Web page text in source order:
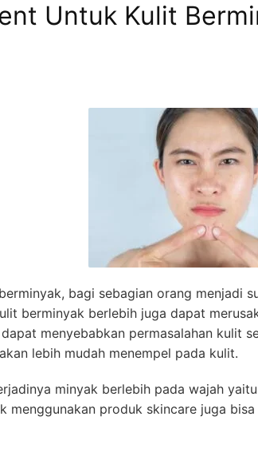
Untuk Kulit
bagi sebagian orang menjadi
berminyak berlebih juga dapat
menyebabkan permasalahan kulit
lebih mudah menempel pada kulit.
minyak berlebih pada wajah
menggunakan produk skincare juga